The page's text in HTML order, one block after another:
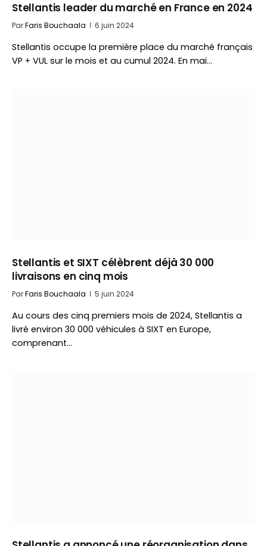
Stellantis leader du marché en France en 2024
ParFaris Bouchaala 6 juin 2024
Stellantis occupe la première place du marché français
VP + VUL sur le mois et au cumul 2024. En mai…
Stellantis et SIXT célèbrent déjà 30 000
livraisons en cinq mois
ParFaris Bouchaala 5 juin 2024
Au cours des cinq premiers mois de 2024, Stellantis a
livré environ 30 000 véhicules à SIXT en Europe,
comprenant…